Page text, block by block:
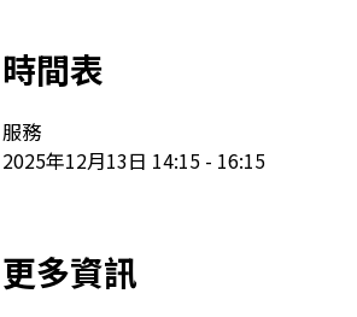
時間表
服務
2025年12月13日 14:15 - 16:15
更多資訊